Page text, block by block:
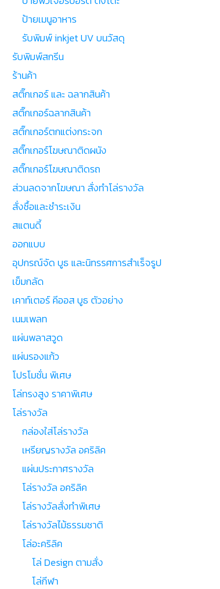
ป้ายเมนูอาหาร
รับพิมพ์ inkjet UV บนวัสดุ
รับพิมพ์สกรีน
ร้านค้า
สติ๊กเกอร์ และ ฉลากสินค้า
สติ๊กเกอร์ฉลากสินค้า
สติ๊กเกอร์ตกแต่งกระจก
สติ๊กเกอร์โฆษณาติดผนัง
สติ๊กเกอร์โฆษณาติดรถ
ส่วนลดจากโฆษณา สั่งทำโล่รางวัล
สั่งซื้อและชำระเงิน
สแตนดี้
ออกแบบ
อุปกรณ์จัด บูธ และนิทรรศการสำเร็จรูป
เข็มกลัด
เคาท์เตอร์ คีออส บูธ ตัวอย่าง
เนมเพลท
แผ่นพลาสวูด
แผ่นรองแก้ว
โปรโมชั่น พิเศษ
โล่ทรงสูง ราคาพิเศษ
โล่รางวัล
กล่องใส่โล่รางวัล
เหรียญรางวัล อคริลิค
แผ่นประกาศรางวัล
โล่รางวัล อคริลิค
โล่รางวัลสั่งทำพิเศษ
โล่รางวัลไม้ธรรมชาติ
โล่อะคริลิค
โล่ Design ตามสั่ง
โล่กีฬา